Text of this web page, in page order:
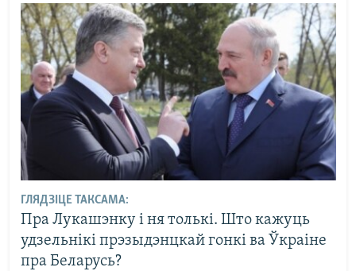
ГЛЯДЗІЦЕ ТАКСАМА:
Пра Лукашэнку і ня толькі. Што кажуць
удзельнікі прэзыдэнцкай гонкі ва Ўкраіне
пра Беларусь?